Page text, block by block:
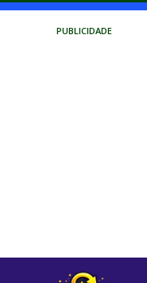
PUBLICIDADE